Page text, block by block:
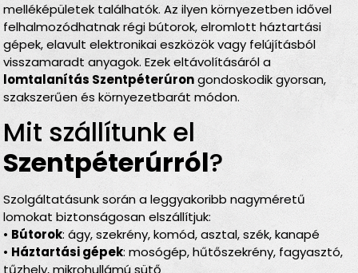
melléképületek találhatók. Az ilyen környezetben idővel
felhalmozódhatnak régi bútorok, elromlott háztartási
gépek, elavult elektronikai eszközök vagy felújításból
visszamaradt anyagok. Ezek eltávolításáról a
lomtalanítás Szentpéterúrongondoskodik gyorsan,
szakszerűen és környezetbarát módon.
Mit szállítunk el
Szentpéterúrról?
Szolgáltatásunk során a leggyakoribb nagyméretű
lomokat biztonságosan elszállítjuk:
• Bútorok: ágy, szekrény, komód, asztal, szék, kanapé
• Háztartási gépek: mosógép, hűtőszekrény, fagyasztó,